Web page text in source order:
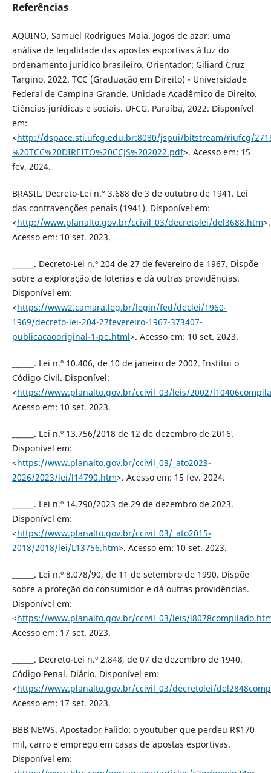
Referências
AQUINO, Samuel Rodrigues Maia. Jogos de azar: uma
análise de legalidade das apostas esportivas à luz do
ordenamento jurídico brasileiro. Orientador: Giliard Cruz
Targino. 2022. TCC (Graduação em Direito) - Universidade
Federal de Campina Grande. Unidade Acadêmico de Direito.
Ciências jurídicas e sociais. UFCG. Paraíba, 2022. Disponível
em:
<http://dspace.sti.ufcg.edu.br:8080/jspui/bitstream/riufcg/
%20TCC%20DIREITO%20CCJS%202022.pdf>. Acesso em: 15
fev. 2024.
BRASIL. Decreto-Lei n.° 3.688 de 3 de outubro de 1941. Lei
das contravenções penais (1941). Disponível em:
<http://www.planalto.gov.br/ccivil_03/decretolei/del3688.htm>.
Acesso em: 10 set. 2023.
______. Decreto-Lei n.º 204 de 27 de fevereiro de 1967. Dispõe
sobre a exploração de loterias e dá outras providências.
Disponível em:
<https://www2.camara.leg.br/legin/fed/declei/1960-
1969/decreto-lei-204-27fevereiro-1967-373407-
publicacaooriginal-1-pe.html>. Acesso em: 10 set. 2023.
______. Lei n.º 10.406, de 10 de janeiro de 2002. Institui o
Código Civil. Disponível:
<https://www.planalto.gov.br/ccivil_03/leis/2002/
Acesso em: 10 set. 2023.
______. Lei n.º 13.756/2018 de 12 de dezembro de 2016.
Disponível em:
<https://www.planalto.gov.br/ccivil_03/_ato2023-
2026/2023/lei/l14790.htm>. Acesso em: 15 fev. 2024.
______. Lei n.º 14.790/2023 de 29 de dezembro de 2023.
Disponível em:
<https://www.planalto.gov.br/ccivil_03/_ato2015-
2018/2018/lei/L13756.htm>. Acesso em: 10 set. 2023.
______. Lei n.º 8.078/90, de 11 de setembro de 1990. Dispõe
sobre a proteção do consumidor e dá outras providências.
Disponível em:
<https://www.planalto.gov.br/ccivil_03/leis/
Acesso em: 17 set. 2023.
______. Decreto-Lei n.º 2.848, de 07 de dezembro de 1940.
Código Penal. Diário. Disponível em:
<https://www.planalto.gov.br/ccivil_03/decretolei/
Acesso em: 17 set. 2023.
BBB NEWS. Apostador Falido: o youtuber que perdeu R$170
mil, carro e emprego em casas de apostas esportivas.
Disponível em: